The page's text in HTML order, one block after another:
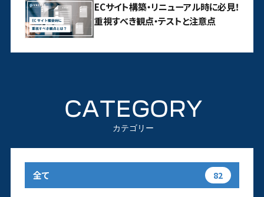
ECサイト構築・リニューアル時に必見！
重視すべき観点・テストと注意点
CATEGORY
カテゴリー
全て 82